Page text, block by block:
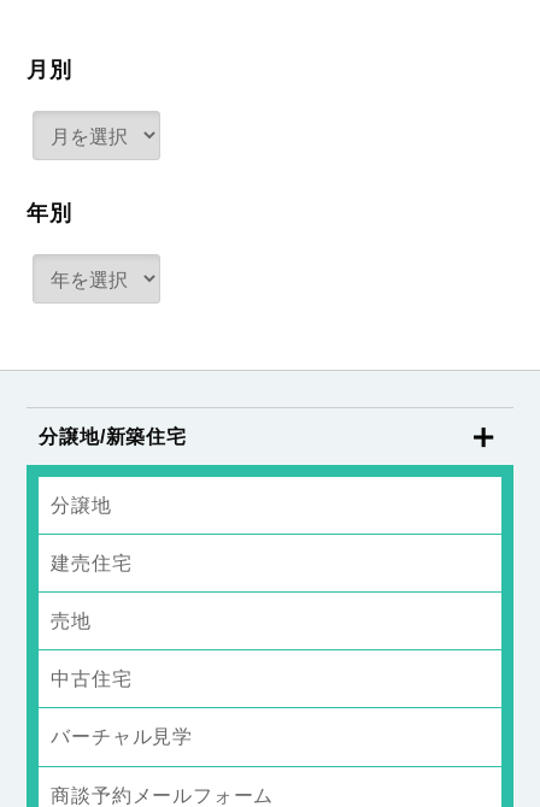
月別
年別
分譲地/新築住宅
分譲地
建売住宅
売地
中古住宅
バーチャル見学
商談予約メールフォーム